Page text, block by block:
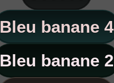
Bleu banane 4
Bleu banane 2